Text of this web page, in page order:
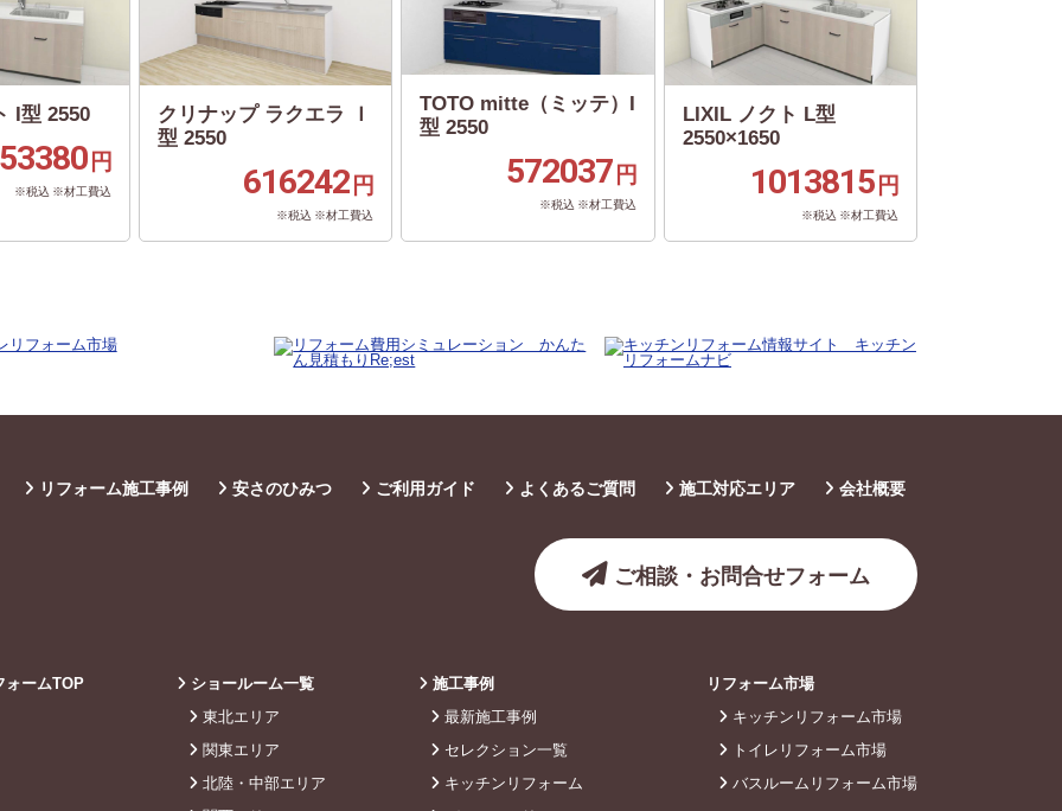
I型 2550
円
※税込 ※材工費込
クリナップ ラクエラ Ｉ
型 2550
616242 円
※税込 ※材工費込
TOTO mitte（ミッテ）I
型 2550
572037 円
※税込 ※材工費込
LIXIL ノクト L型
2550×1650
1013815 円
※税込 ※材工費込
リフォーム施工事例 安さのひみつ ご利用ガイド よくあるご質問 施工対応エリア 会社概要
ご相談・お問合せフォーム
ームTOP
ショールーム一覧
東北エリア
関東エリア
北陸・中部エリア
施工事例
最新施工事例
セレクション一覧
キッチンリフォーム
リフォーム市場
キッチンリフォーム市場
トイレリフォーム市場
バスルームリフォーム市場